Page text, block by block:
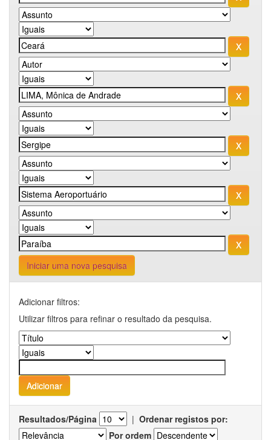
Iniciar uma nova pesquisa
Adicionar filtros:
Utilizar filtros para refinar o resultado da pesquisa.
Resultados/Página | Ordenar registos por:
Por ordem